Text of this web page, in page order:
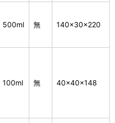
500ml 無 140×30×220
100ml 無 40×40×148